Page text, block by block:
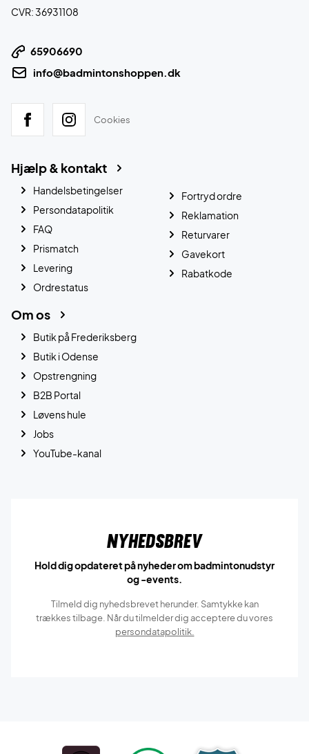
CVR: 36931108
65906690
info@badmintonshoppen.dk
Cookies
Hjælp & kontakt
Handelsbetingelser
Persondatapolitik
FAQ
Prismatch
Levering
Ordrestatus
Fortryd ordre
Reklamation
Returvarer
Gavekort
Rabatkode
Om os
Butik på Frederiksberg
Butik i Odense
Opstrengning
B2B Portal
Løvens hule
Jobs
YouTube-kanal
Nyhedsbrev
Hold dig opdateret på nyheder om badmintonudstyr
og -events.
Tilmeld dig nyhedsbrevet herunder. Samtykke kan
trækkes tilbage. Når du tilmelder dig acceptere du vores
persondatapolitik.